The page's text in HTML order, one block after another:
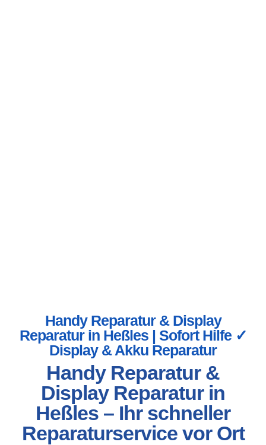
Handy Reparatur & Display
Reparatur in Heßles | Sofort Hilfe ✓
Display & Akku Reparatur
Handy Reparatur &
Display Reparatur in
Heßles – Ihr schneller
Reparaturservice vor Ort